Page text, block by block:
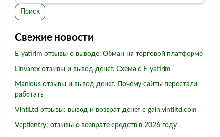
Поиск
Свежие новости
E-yatirim отзывы о выводе. Обман на торговой платформе
Linvarex отзывы и вывод денег. Схема с E-yatirim
Manious отзывы и вывод денег. Почему сайты перестали
работать
VintlLtd отзывы: вывод и возврат денег с gain.vintlltd.com
Vcptlentry: отзывы о возврате средств в 2026 году